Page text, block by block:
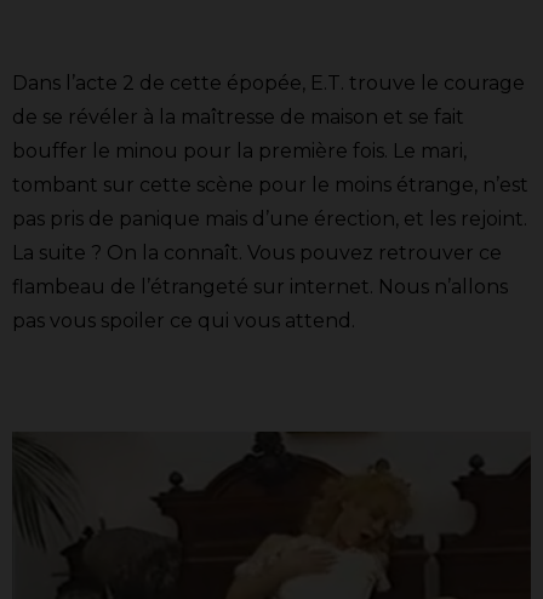
Dans l’acte 2 de cette épopée, E.T. trouve le courage
de se révéler à la maîtresse de maison et se fait
bouffer le minou pour la première fois. Le mari,
tombant sur cette scène pour le moins étrange, n’est
pas pris de panique mais d’une érection, et les rejoint.
La suite ? On la connaît. Vous pouvez retrouver ce
flambeau de l’étrangeté sur internet. Nous n’allons
pas vous spoiler ce qui vous attend.